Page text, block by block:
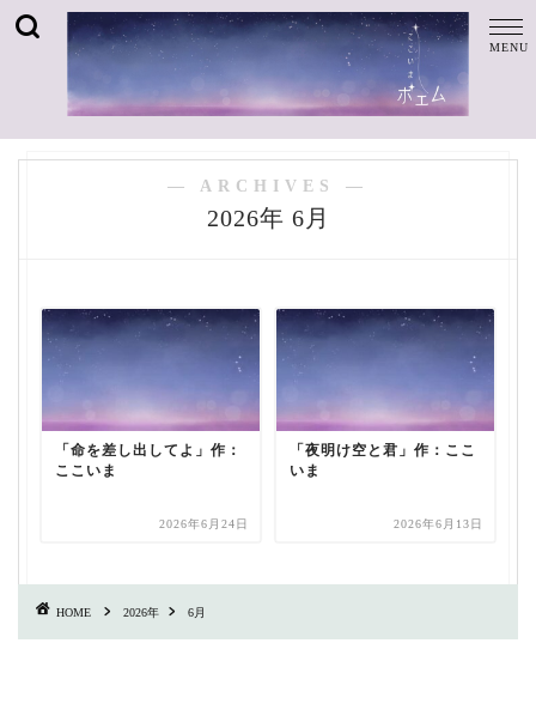
― ARCHIVES ―
2026年 6月
「命を差し出してよ」作：
ここいま
2026年6月24日
「夜明け空と君」作：ここ
いま
2026年6月13日
HOME 2026年 6月